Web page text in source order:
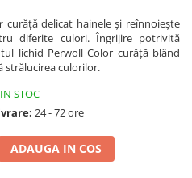
curăță delicat hainele și reînnoiește
diferite culori. Îngrijire potrivită
lichid Perwoll Color curăță blând
strălucirea culorilor.
IN STOC
24 - 72 ore
ADAUGA IN COS